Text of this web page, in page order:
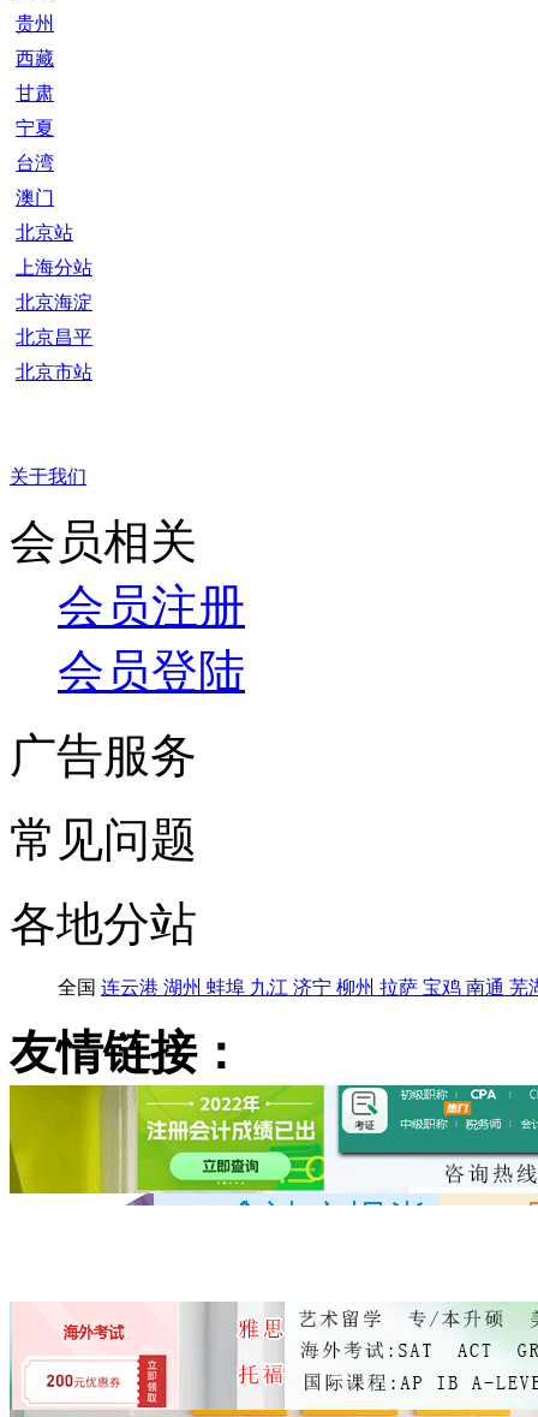
贵州
西藏
甘肃
宁夏
台湾
澳门
北京站
上海分站
北京海淀
北京昌平
北京市站
关于我们
会员相关
会员注册
会员登陆
广告服务
常见问题
各地分站
全国 连云港 湖州 蚌埠 九江 济宁 柳州 拉萨 宝鸡 南通 芜
友情链接：